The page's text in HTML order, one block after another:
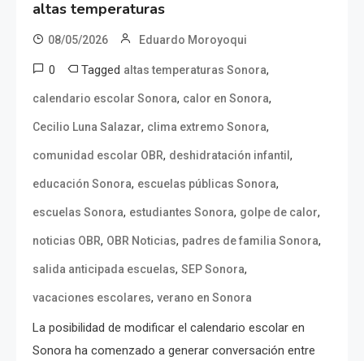
altas temperaturas
08/05/2026 Eduardo Moroyoqui
0 Tagged altas temperaturas Sonora,
calendario escolar Sonora, calor en Sonora,
Cecilio Luna Salazar, clima extremo Sonora,
comunidad escolar OBR, deshidratación infantil ,
educación Sonora, escuelas públicas Sonora,
escuelas Sonora, estudiantes Sonora, golpe de calor,
noticias OBR, OBR Noticias, padres de familia Sonora,
salida anticipada escuelas, SEP Sonora,
vacaciones escolares, verano en Sonora
La posibilidad de modificar el calendario escolar en
Sonora ha comenzado a generar conversación entre